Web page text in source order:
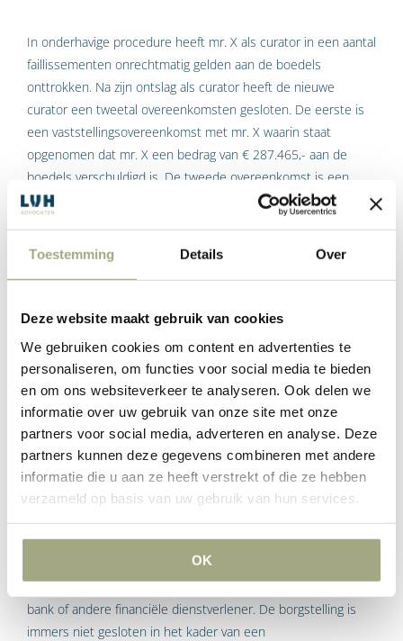
Toestemming Details Over
Deze website maakt gebruik van cookies
We gebruiken cookies om content en advertenties te
personaliseren, om functies voor social media te bieden
en om ons websiteverkeer te analyseren. Ook delen we
informatie over uw gebruik van onze site met onze
partners voor social media, adverteren en analyse. Deze
partners kunnen deze gegevens combineren met andere
informatie die u aan ze heeft verstrekt of die ze hebben
verzameld op basis van uw gebruik van hun services.
OK
In onderhavige procedure heeft mr. X als curator in een aantal
faillissementen onrechtmatig gelden aan de boedels
onttrokken. Na zijn ontslag als curator heeft de nieuwe
curator een tweetal overeenkomsten gesloten. De eerste is
een vaststellingsovereenkomst met mr. X waarin staat
opgenomen dat mr. X een bedrag van € 287.465,- aan de
boedels verschuldigd is. De tweede overeenkomst is een
borgtocht ten behoeve van de nieuwe curator door de
echtgenote van mr. X als zekerheid voor de nakoming van de
(onder andere) nakoming van de rechten uit hoofde van de
vaststellingsovereenkomst niet nakomt. De echtgenote / borg
onjuist heeft geïnterpreteerd en voorts dat zij de borgtocht
vrijwel blind getekend heeft, terwijl de curator haar bij het
aangaan van de borgtocht voor de risico’s had behoren te
In cassatie oordeelt de Hoge Raad dat de positie van een
curator niet op één lijn kan worden gesteld met die van een
bank of andere financiële dienstverlener. De borgstelling is
immers niet gesloten in het kader van een